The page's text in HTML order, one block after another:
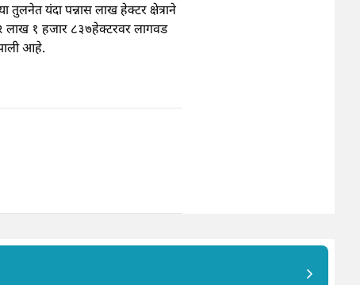
तुलनेत यंदा पन्नास लाख हेक्टर क्षेत्राने
लाख १ हजार ८३७हेक्टरवर लागवड
आहे.